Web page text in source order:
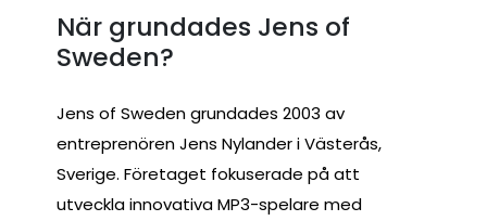
När grundades Jens of
Sweden?
Jens of Sweden grundades 2003 av
entreprenören Jens Nylander i Västerås,
Sverige. Företaget fokuserade på att
utveckla innovativa MP3-spelare med